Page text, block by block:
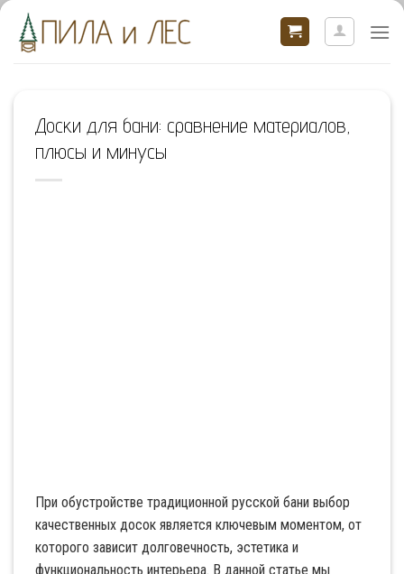
Skip
content
Доски для бани: сравнение материалов,
плюсы и минусы
При обустройстве традиционной русской бани выбор
качественных досок является ключевым моментом, от
которого зависит долговечность, эстетика и
функциональность интерьера. В данной статье мы